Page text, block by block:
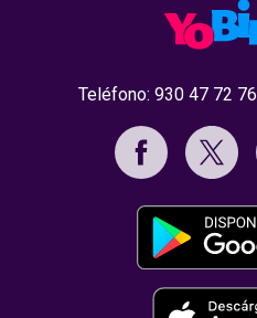
Teléfono: 930 47 72 76